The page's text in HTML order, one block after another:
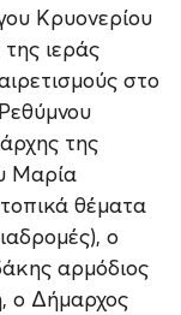
Κρυονερίου
ιεράς
στο
της
Μαρία
θέματα
ο
αρμόδιος
ο Δήμαρχος